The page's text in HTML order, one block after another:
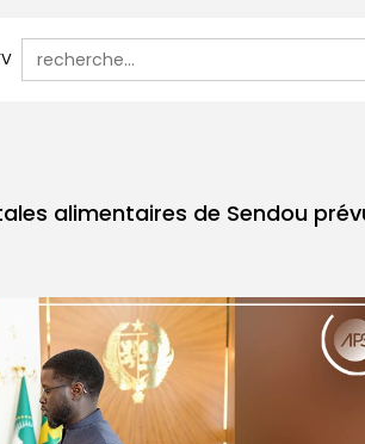
Search
for:
alimentaires de Sendou